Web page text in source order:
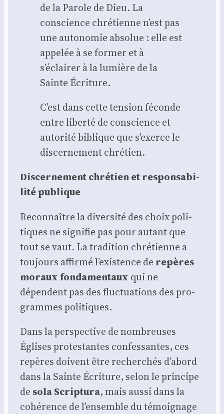
de la Parole de Dieu. La
conscience chré­tienne n’est pas
une auto­no­mie abso­lue : elle est
appe­lée à se for­mer et à
s’éclairer à la lumière de la
Sainte Écri­ture.
C’est dans cette ten­sion féconde
entre liber­té de conscience et
auto­ri­té biblique que s’exerce le
dis­cer­ne­ment chré­tien.
Dis­cer­ne­ment chré­tien et res­pon­sa­bi­
li­té publique
Recon­naître la diver­si­té des choix poli­
tiques ne signi­fie pas pour autant que
tout se vaut. La tra­di­tion chré­tienne a
tou­jours affir­mé l’existence de repères
moraux fon­da­men­taux qui ne
dépendent pas des fluc­tua­tions des pro­
grammes poli­tiques.
Dans la pers­pec­tive de nom­breuses
Églises pro­tes­tantes confes­santes, ces
repères doivent être recher­chés d’abord
dans la Sainte Écri­ture, selon le prin­cipe
de sola Scrip­tu­ra, mais aus­si dans la
cohé­rence de l’ensemble du témoi­gnage